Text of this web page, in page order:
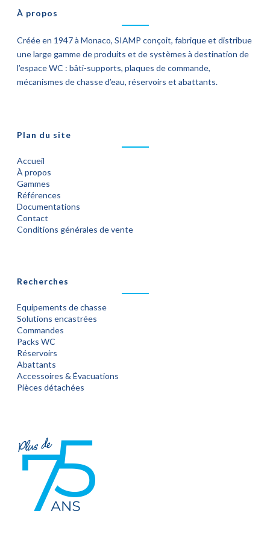
À propos
Créée en 1947 à Monaco, SIAMP conçoit, fabrique et distribue
une large gamme de produits et de systèmes à destination de
l’espace WC : bâti-supports, plaques de commande,
mécanismes de chasse d’eau, réservoirs et abattants.
Plan du site
Accueil
À propos
Gammes
Références
Documentations
Contact
Conditions générales de vente
Recherches
Equipements de chasse
Solutions encastrées
Commandes
Packs WC
Réservoirs
Abattants
Accessoires & Évacuations
Pièces détachées